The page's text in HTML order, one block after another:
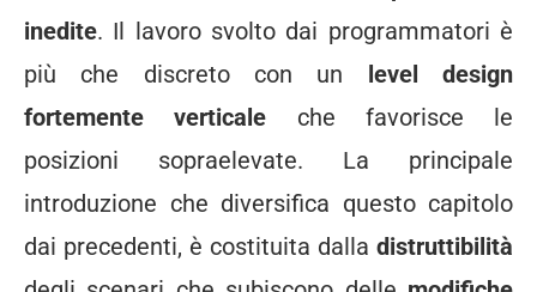
inedite. Il lavoro svolto dai programmatori è
più che discreto con un level design
fortemente verticale che favorisce le
posizioni sopraelevate. La principale
introduzione che diversifica questo capitolo
dai precedenti, è costituita dalla distruttibilità